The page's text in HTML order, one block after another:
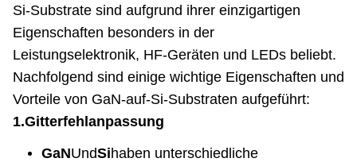
Si-Substrate sind aufgrund ihrer einzigartigen
Eigenschaften besonders in der
Leistungselektronik, HF-Geräten und LEDs beliebt.
Nachfolgend sind einige wichtige Eigenschaften und
Vorteile von GaN-auf-Si-Substraten aufgeführt:
1.Gitterfehlanpassung
GaNUndSihaben unterschiedliche